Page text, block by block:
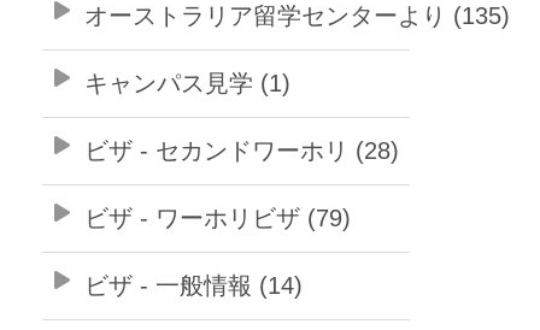
オーストラリア留学センターより (135)
キャンパス見学 (1)
ビザ - セカンドワーホリ (28)
ビザ - ワーホリビザ (79)
ビザ - 一般情報 (14)